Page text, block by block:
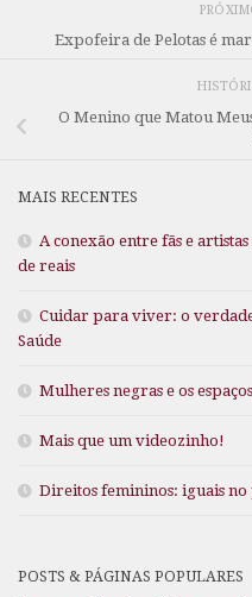
Expofeira de Pelotas é
O Menino que Matou
MAIS RECENTES
A conexão entre fãs e
de reais
Cuidar para viver: o
Saúde
Mulheres negras e os
Mais que um videozinho!
Direitos femininos: iguais no
POSTS & PÁGINAS POPULARES